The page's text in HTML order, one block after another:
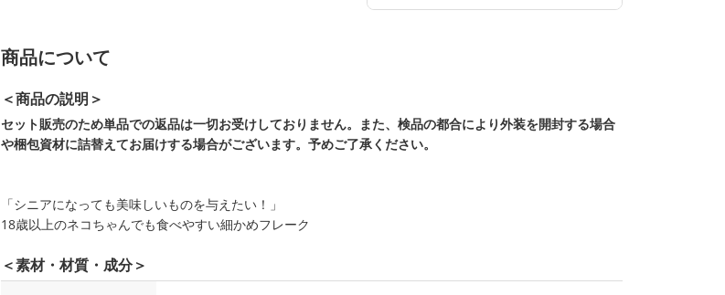
商品について
＜商品の説明＞
セット販売のため単品での返品は一切お受けしておりません。また、検品の都合により外装を開封する場合
や梱包資材に詰替えてお届けする場合がございます。予めご了承ください。
「シニアになっても美味しいものを与えたい！」
18歳以上のネコちゃんでも食べやすい細かめフレーク
＜素材・材質・成分＞